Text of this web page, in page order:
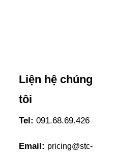
Liện hệ chúng
tôi
Tel: 091.68.69.426
Email: pricing@stc-